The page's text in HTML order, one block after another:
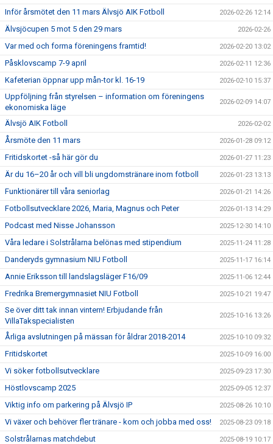
Inför årsmötet den 11 mars Älvsjö AIK Fotboll 2026-02-26 12:14
Älvsjöcupen 5 mot 5 den 29 mars 2026-02-26
Var med och forma föreningens framtid! 2026-02-20 13:02
Påsklovscamp 7-9 april 2026-02-11 12:36
Kafeterian öppnar upp mån-tor kl. 16-19 2026-02-10 15:37
Uppföljning från styrelsen – information om föreningens
ekonomiska läge
2026-02-09 14:07
Älvsjö AIK Fotboll 2026-02-02
Årsmöte den 11 mars 2026-01-28 09:12
Fritidskortet -så här gör du 2026-01-27 11:23
Är du 16–20 år och vill bli ungdomstränare inom fotboll 2026-01-23 13:13
Funktionärer till våra seniorlag 2026-01-21 14:26
Fotbollsutvecklare 2026, Maria, Magnus och Peter 2026-01-13 14:29
Podcast med Nisse Johansson 2025-12-30 14:10
Våra ledare i Solstrålarna belönas med stipendium 2025-11-24 11:28
Danderyds gymnasium NIU Fotboll 2025-11-17 16:14
Annie Eriksson till landslagsläger F16/09 2025-11-06 12:44
Fredrika Bremergymnasiet NIU Fotboll 2025-10-21 19:47
Se över ditt tak innan vintern! Erbjudande från
VillaTakspecialisten
2025-10-16 13:26
Årliga avslutningen på mässan för åldrar 2018-2014 2025-10-10 09:32
Fritidskortet 2025-10-09 16:00
Vi söker fotbollsutvecklare 2025-09-23 17:30
Höstlovscamp 2025 2025-09-05 12:37
Viktig info om parkering på Älvsjö IP 2025-08-26 10:10
Vi växer och behöver fler tränare - kom och jobba med oss! 2025-08-23 09:18
Solstrålarnas matchdebut 2025-08-19 10:17